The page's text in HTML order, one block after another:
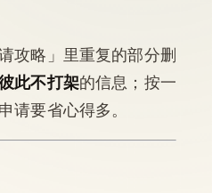
攻略」里重复的部分删
此不打架的信息；按一
请要省心得多。